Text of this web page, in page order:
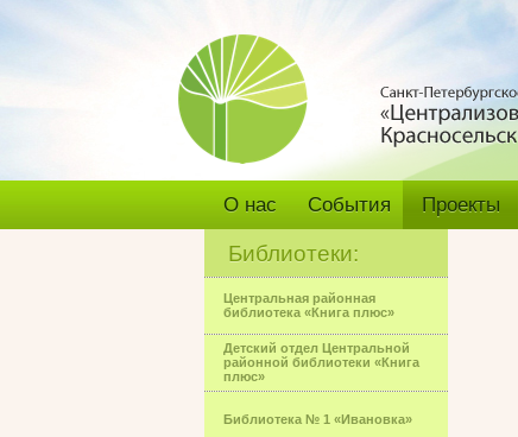
О нас События Проекты
Библиотеки:
Центральная районная
библиотека «Книга плюс»
Детский отдел Центральной
районной библиотеки «Книга
плюс»
Библиотека № 1 «Ивановка»